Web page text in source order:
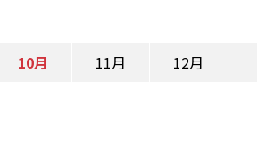
10月 11月 12月